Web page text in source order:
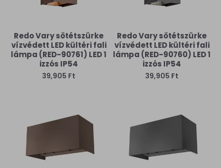
Redo Vary sötétszürke
vízvédett LED kültéri fali
lámpa (RED-90761) LED 1
izzós IP54
39,905 Ft
Redo Vary sötétszürke
vízvédett LED kültéri fali
lámpa (RED-90760) LED 1
izzós IP54
39,905 Ft